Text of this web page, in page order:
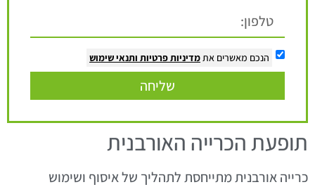
הנכם מאשרים את מדיניות פרטיות ותנאי שימוש
שליחה
תופעת הכרייה האורבנית
כרייה אורבנית מתייחסת לתהליך של איסוף ושימוש